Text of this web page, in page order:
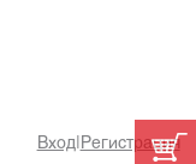
Вход| Регистрация